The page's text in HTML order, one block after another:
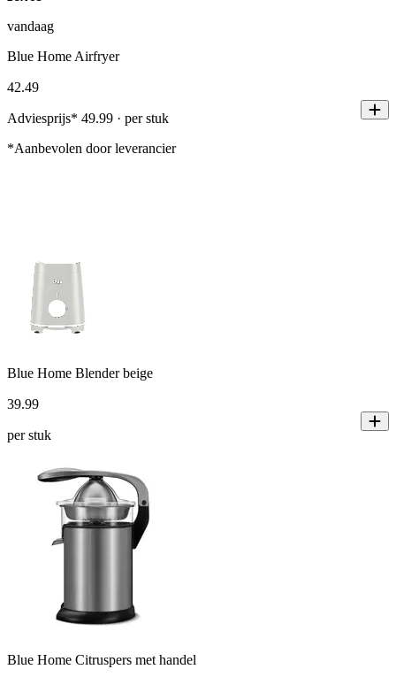
vandaag
Blue Home Airfryer
42.49
Adviesprijs* 49.99 · per stuk
*Aanbevolen door leverancier
Blue Home Blender beige
39.99
per stuk
Blue Home Citruspers met handel